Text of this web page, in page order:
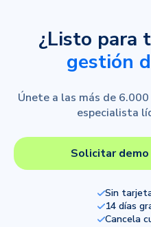
¿Listo para
gestión
Únete a las más de
especialista
Solicitar
Sin
14 días
Cancela